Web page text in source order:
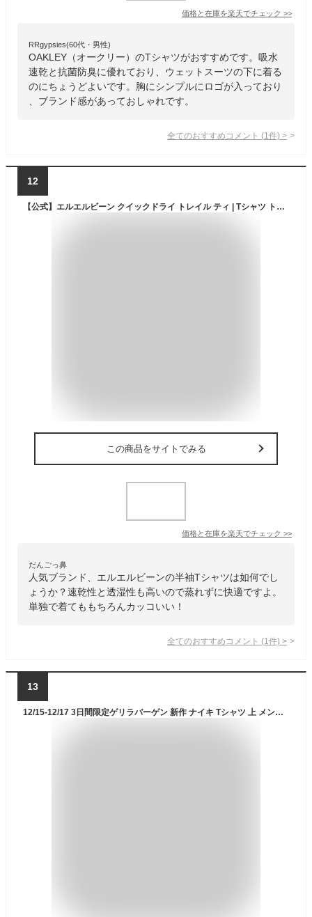
価格と在庫を楽天でチェック >>
RRgypsies(60代・男性)
OAKLEY（オークリー）のTシャツがおすすめです。吸水
速乾と抗菌防臭に優れており、ウェットスーツの下に着る
のにちょうどよいです。胸にシンプルにロゴが入っており
、ブランド感があっておしゃれです。
全てのおすすめコメント (1 件) >
12
【公式】エルエルビーン クイックドライ トレイル ティ | Tシャツ トレーニングウェア フィットネスウェア メンズ アウトドア ブランド 半袖 速乾 透湿 L.L.Bean LLBean llビーン llbeen 半袖シャツ トレーニングシャツ スポーツ ジム
この商品をサイトでみる
価格と在庫を楽天でチェック >>
だんごっ鼻
人気ブランド、エルエルビーンの半袖Tシャツは如何でし
ょうか？速乾性と透湿性も高いので蒸れずに快適ですよ。
単独で着てももちろんカッコいい！
全てのおすすめコメント (1 件) >
13
12/15-12/17 3日間限定ゲリラバーゲン 新作 ナイキ Tシャツ 上 メンズ NIKE 吸汗速乾 ドライ DRI-FIT プラクティスシャツ プラシャツ USサイズ BV6708 BLK| 大きいサイズ 有 スポーツウェア トレーニングウェア